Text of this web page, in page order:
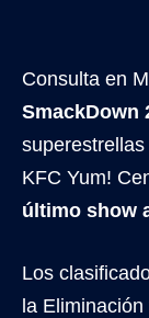
Consulta en
SmackDown
KFC Yum!
último show
Los
la